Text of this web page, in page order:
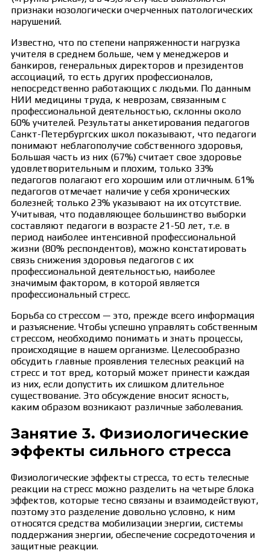
признаки нозологически очерченных патологических
нарушений.
Известно, что по степени напряженности нагрузка
учителя в среднем больше, чем у менеджеров и
банкиров, генеральных директоров и президентов
ассоциаций, то есть других профессионалов,
непосредственно работающих с людьми. По данным
НИИ медицины труда, к неврозам, связанным с
профессиональной деятельностью, склонны около
60% учителей. Результаты анкетирования педагогов
Санкт-Петербургских школ показывают, что педагоги
понимают неблагополучие собственного здоровья,
Большая часть из них (67%) считает свое здоровье
удовлетворительным и плохим, только 33%
педагогов полагают его хорошим или отличным. 61%
педагогов отмечает наличие у себя хронических
болезней; только 23% указывают на их отсутствие.
Учитывая, что подавляющее большинство выборки
составляют педагоги в возрасте 21-50 лет, т.е. в
период наиболее интенсивной профессиональной
жизни (80% респондентов), можно констатировать
связь снижения здоровья педагогов с их
профессиональной деятельностью, наиболее
значимым фактором, в которой является
профессиональный стресс.
Борьба со стрессом — это, прежде всего информация
и разъяснение. Чтобы успешно управлять собственным
стрессом, необходимо понимать и знать процессы,
происходящие в нашем организме. Целесообразно
обсудить главные проявления телесных реакций на
стресс и тот вред, который может принести каждая
из них, если допустить их слишком длительное
существование. Это обсуждение вносит ясность,
каким образом возникают различные заболевания.
Занятие 3. Физиологические
эффекты сильного стресса
Физиологические эффекты стресса, то есть телесные
реакции на стресс можно разделить на четыре блока
эффектов, которые тесно связаны и взаимодействуют,
поэтому это разделение довольно условно, к ним
относятся средства мобилизации энергии, системы
поддержания энергии, обеспечение сосредоточения и
защитные реакции.